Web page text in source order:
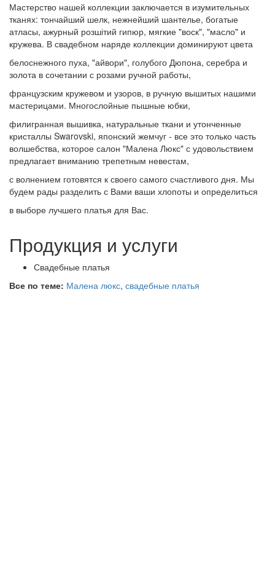
Мастерство нашей коллекции заключается в изумительных
тканях: тончайший шелк, нежнейший шантелье, богатые
атласы, ажурный розшітий гипюр, мягкие "воск", "масло" и
кружева. В свадебном наряде коллекции доминируют цвета
белоснежного пуха, "айвори", голубого Дюпона, серебра и
золота в сочетании с розами ручной работы,
французским кружевом и узоров, в ручную вышитых нашими
мастерицами. Многослойные пышные юбки,
филигранная вышивка, натуральные ткани и утонченные
кристаллы Swarovski, японский жемчуг - все это только часть
волшебства, которое салон "Малена Люкс" с удовольствием
предлагает вниманию трепетным невестам,
с волнением готовятся к своего самого счастливого дня. Мы
будем рады разделить с Вами ваши хлопоты и определиться
в выборе лучшего платья для Вас.
Продукция и услуги
Свадебные платья
Все по теме: Малена люкс, свадебные платья